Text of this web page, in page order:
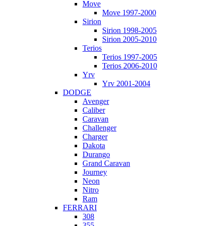
Move
Move 1997-2000
Sirion
Sirion 1998-2005
Sirion 2005-2010
Terios
Terios 1997-2005
Terios 2006-2010
Yrv
Yrv 2001-2004
DODGE
Avenger
Caliber
Caravan
Challenger
Charger
Dakota
Durango
Grand Caravan
Journey
Neon
Nitro
Ram
FERRARI
308